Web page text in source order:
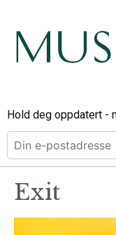
Hold deg oppdatert -
Exit